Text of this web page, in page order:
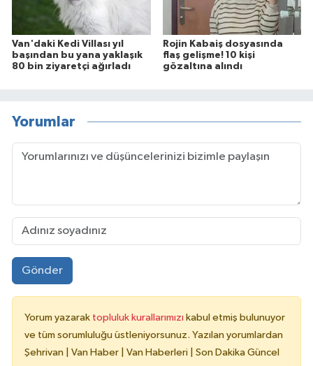
Van'daki Kedi Villası yıl
başından bu yana yaklaşık
80 bin ziyaretçi ağırladı
Rojin Kabaiş dosyasında
flaş gelişme! 10 kişi
gözaltına alındı
Yorumlar
Gönder
Yorum yazarak topluluk kurallarımızı kabul etmiş bulunuyor
ve tüm sorumluluğu üstleniyorsunuz. Yazılan yorumlardan
Şehrivan | Van Haber | Van Haberleri | Son Dakika Güncel